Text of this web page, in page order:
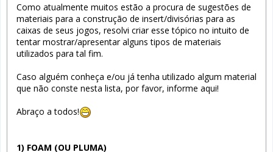
Como atualmente muitos estão a procura de sugestões de
materiais para a construção de insert/divisórias para as
caixas de seus jogos, resolvi criar esse tópico no intuito de
tentar mostrar/apresentar alguns tipos de materiais
utilizados para tal fim.
Caso alguém conheça e/ou já tenha utilizado algum material
que não conste nesta lista, por favor, informe aqui!
Abraço a todos!
1) FOAM (OU PLUMA)